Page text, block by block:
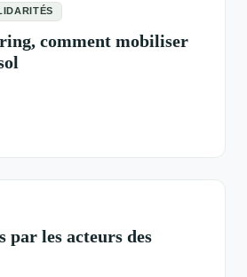
comment mobiliser
les acteurs des